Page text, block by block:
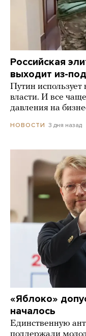
Российская
выходит из-
Путин
власти. И все
давления на
НОВОСТИ 3 дня назад
«Яблоко»
началось
Единственную
поддержали